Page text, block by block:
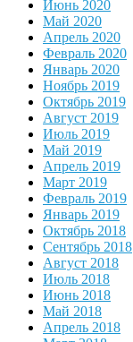
Июнь 2020
Май 2020
Апрель 2020
Февраль 2020
Январь 2020
Ноябрь 2019
Октябрь 2019
Август 2019
Июль 2019
Май 2019
Апрель 2019
Март 2019
Февраль 2019
Январь 2019
Октябрь 2018
Сентябрь 2018
Август 2018
Июль 2018
Июнь 2018
Май 2018
Апрель 2018